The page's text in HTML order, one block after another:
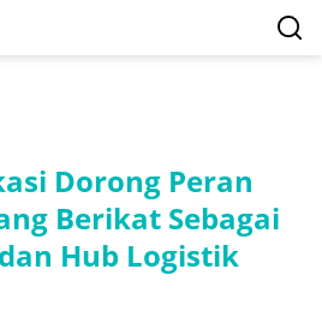
Dorong Peran
Berikat Sebagai
Hub Logistik